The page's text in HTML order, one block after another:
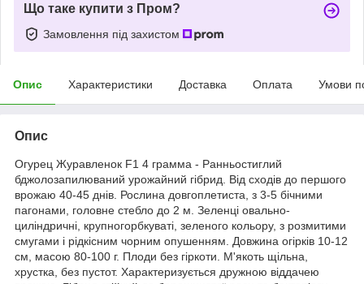
Що таке купити з Пром?
Замовлення під захистом
Опис Характеристики Доставка Оплата Умови
Опис
Огурец Журавленок F1 4 грамма - Ранньостиглий
бджолозапилюваний урожайний гібрид. Від сходів до першого
врожаю 40-45 днів. Рослина довгоплетиста, з 3-5 бічними
пагонами, головне стебло до 2 м. Зеленці овально-
циліндричні, крупногорбкуваті, зеленого кольору, з розмитими
смугами і рідкісним чорним опушенням. Довжина огірків 10-12
см, масою 80-100 г. Плоди без гіркоти. М'якоть щільна,
хрустка, без пустот. Характеризується дружною віддачею